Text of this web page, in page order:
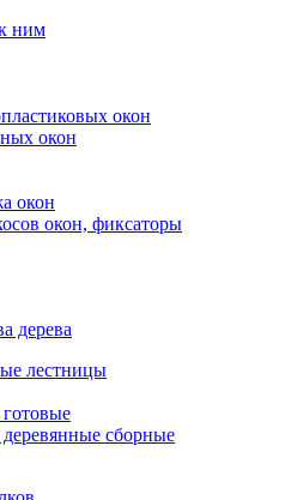
ним
окон
окон
окон
окон, фиксаторы
дерева
лестницы
сборные